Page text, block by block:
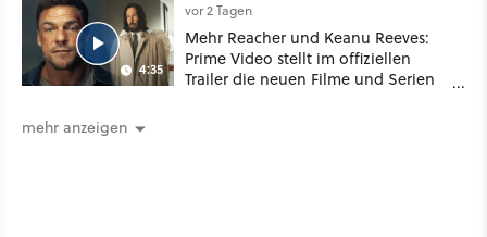
4:35
vor 2 Tagen
Mehr Reacher und Keanu Reeves:
Prime Video stellt im offiziellen
Trailer die neuen Filme und Serien
mehr anzeigen